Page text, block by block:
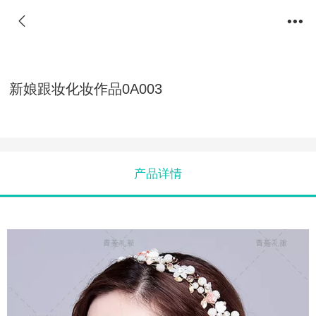
新娘跟妆化妆作品0A003
产品详情